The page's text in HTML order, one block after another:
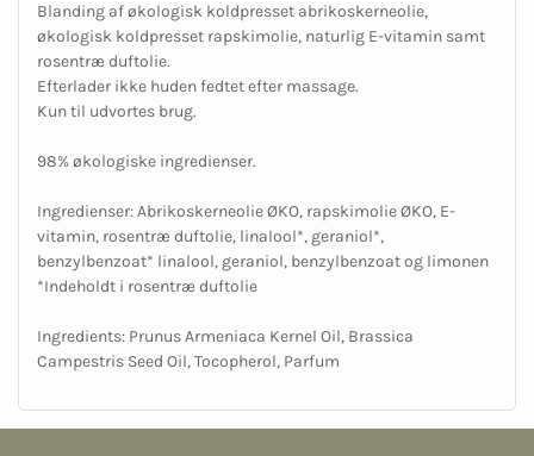
Blanding af økologisk koldpresset abrikoskerneolie,
økologisk koldpresset rapskimolie, naturlig E-vitamin samt
rosentræ duftolie.
Efterlader ikke huden fedtet efter massage.
Kun til udvortes brug.
98% økologiske ingredienser.
Ingredienser: Abrikoskerneolie ØKO, rapskimolie ØKO, E-
vitamin, rosentræ duftolie, linalool*, geraniol*,
benzylbenzoat* linalool, geraniol, benzylbenzoat og limonen
*Indeholdt i rosentræ duftolie
Ingredients: Prunus Armeniaca Kernel Oil, Brassica
Campestris Seed Oil, Tocopherol, Parfum